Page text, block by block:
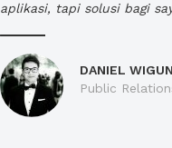
aplikasi, tapi solusi bagi
DANIEL
Public